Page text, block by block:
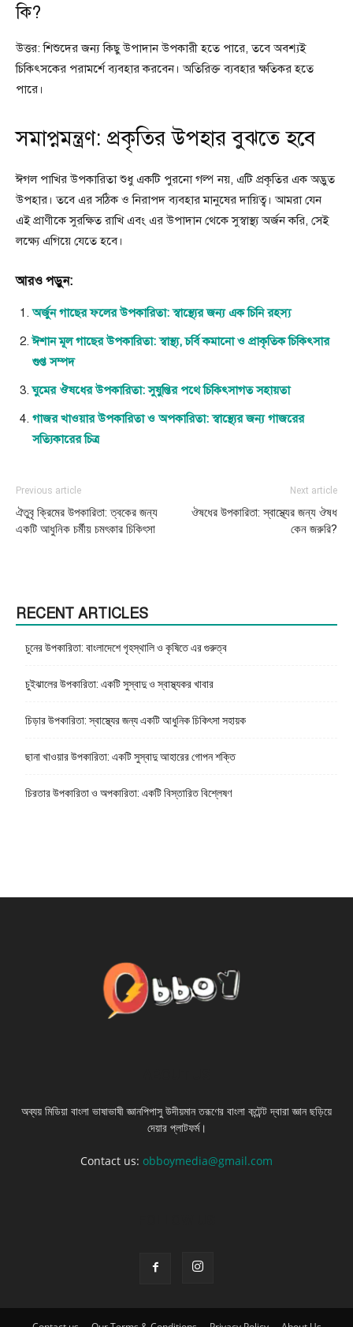
কি?
উত্তর: শিশুদের জন্য কিছু উপাদান উপকারী হতে পারে, তবে অবশ্যই
চিকিৎসকের পরামর্শে ব্যবহার করবেন। অতিরিক্ত ব্যবহার ক্ষতিকর হতে
পারে।
সমাপ্নমন্ত্রণ: প্রকৃতির উপহার বুঝতে হবে
ঈগল পাখির উপকারিতা শুধু একটি পুরনো গল্প নয়, এটি প্রকৃতির এক অদ্ভুত
উপহার। তবে এর সঠিক ও নিরাপদ ব্যবহার মানুষের দায়িত্ব। আমরা যেন
এই প্রাণীকে সুরক্ষিত রাখি এবং এর উপাদান থেকে সুস্বাস্থ্য অর্জন করি, সেই
লক্ষ্যে এগিয়ে যেতে হবে।
আরও পড়ুন:
অর্জুন গাছের ফলের উপকারিতা: স্বাস্থ্যের জন্য এক চিনি রহস্য
ঈশান মূল গাছের উপকারিতা: স্বাস্থ্য, চর্বি কমানো ও প্রাকৃতিক চিকিৎসার
গুপ্ত সম্পদ
ঘুমের ঔষধের উপকারিতা: সুষুপ্তির পথে চিকিৎসাগত সহায়তা
গাজর খাওয়ার উপকারিতা ও অপকারিতা: স্বাস্থ্যের জন্য গাজরের
সত্যিকারের চিত্র
Previous article
ঐতুবৃ ক্রিমের উপকারিতা: ত্বকের জন্য
একটি আধুনিক চর্মীয় চমৎকার চিকিৎসা
Next article
ঔষধের উপকারিতা: স্বাস্থ্যের জন্য ঔষধ
কেন জরুরি?
RECENT ARTICLES
চুনের উপকারিতা: বাংলাদেশে গৃহস্থালি ও কৃষিতে এর গুরুত্ব
চুইঝালের উপকারিতা: একটি সুস্বাদু ও স্বাস্থ্যকর খাবার
চিড়ার উপকারিতা: স্বাস্থ্যের জন্য একটি আধুনিক চিকিৎসা সহায়ক
ছানা খাওয়ার উপকারিতা: একটি সুস্বাদু আহারের গোপন শক্তি
চিরতার উপকারিতা ও অপকারিতা: একটি বিস্তারিত বিশ্লেষণ
অব্যয় মিডিয়া বাংলা ভাষাভাষী জ্ঞানপিপাসু উদীয়মান তরূণের বাংলা কন্টেন্ট দ্বারা জ্ঞান ছড়িয়ে
দেয়ার প্লাটফর্ম।
Contact us: obboymedia@gmail.com